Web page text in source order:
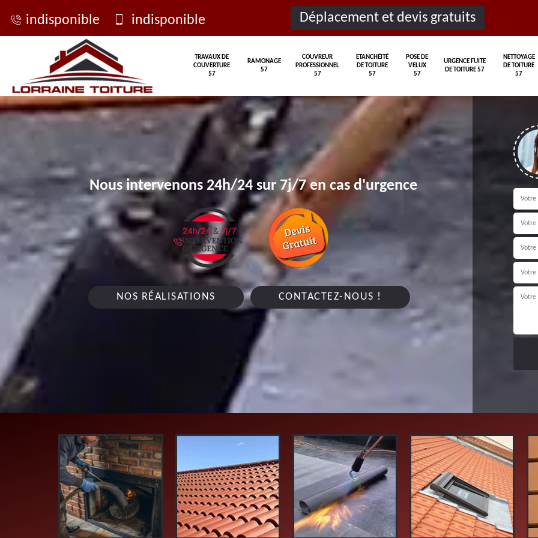
indisponible indisponible Déplacement et devis gratuits
TRAVAUX DE
COUVERTURE
57
RAMONAGE
57
COUVREUR
PROFESSIONNEL
57
ETANCHÉITÉ
DE TOITURE
57
POSE DE
VELUX
57
URGENCE FUITE
DE TOITURE 57
NETTOYAGE
DE TOITURE
57
Nous intervenons 24h/24 sur 7j/7 en cas d'urgence
NOS RÉALISATIONS CONTACTEZ-NOUS !